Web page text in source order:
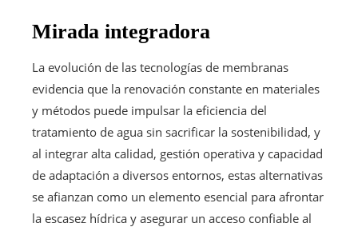
Mirada integradora
La evolución de las tecnologías de membranas
evidencia que la renovación constante en materiales
y métodos puede impulsar la eficiencia del
tratamiento de agua sin sacrificar la sostenibilidad, y
al integrar alta calidad, gestión operativa y capacidad
de adaptación a diversos entornos, estas alternativas
se afianzan como un elemento esencial para afrontar
la escasez hídrica y asegurar un acceso confiable al